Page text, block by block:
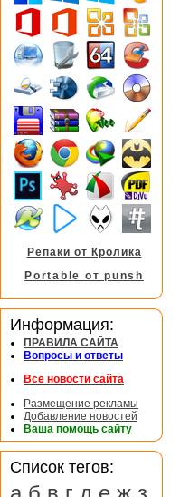
Репаки от Кролика
Portable от punsh
Информация:
ПРАВИЛА САЙТА
Вопросы и ответы
Все новости сайта
Размещение рекламы
Добавление новостей
Ваша помощь сайту
Список тегов: